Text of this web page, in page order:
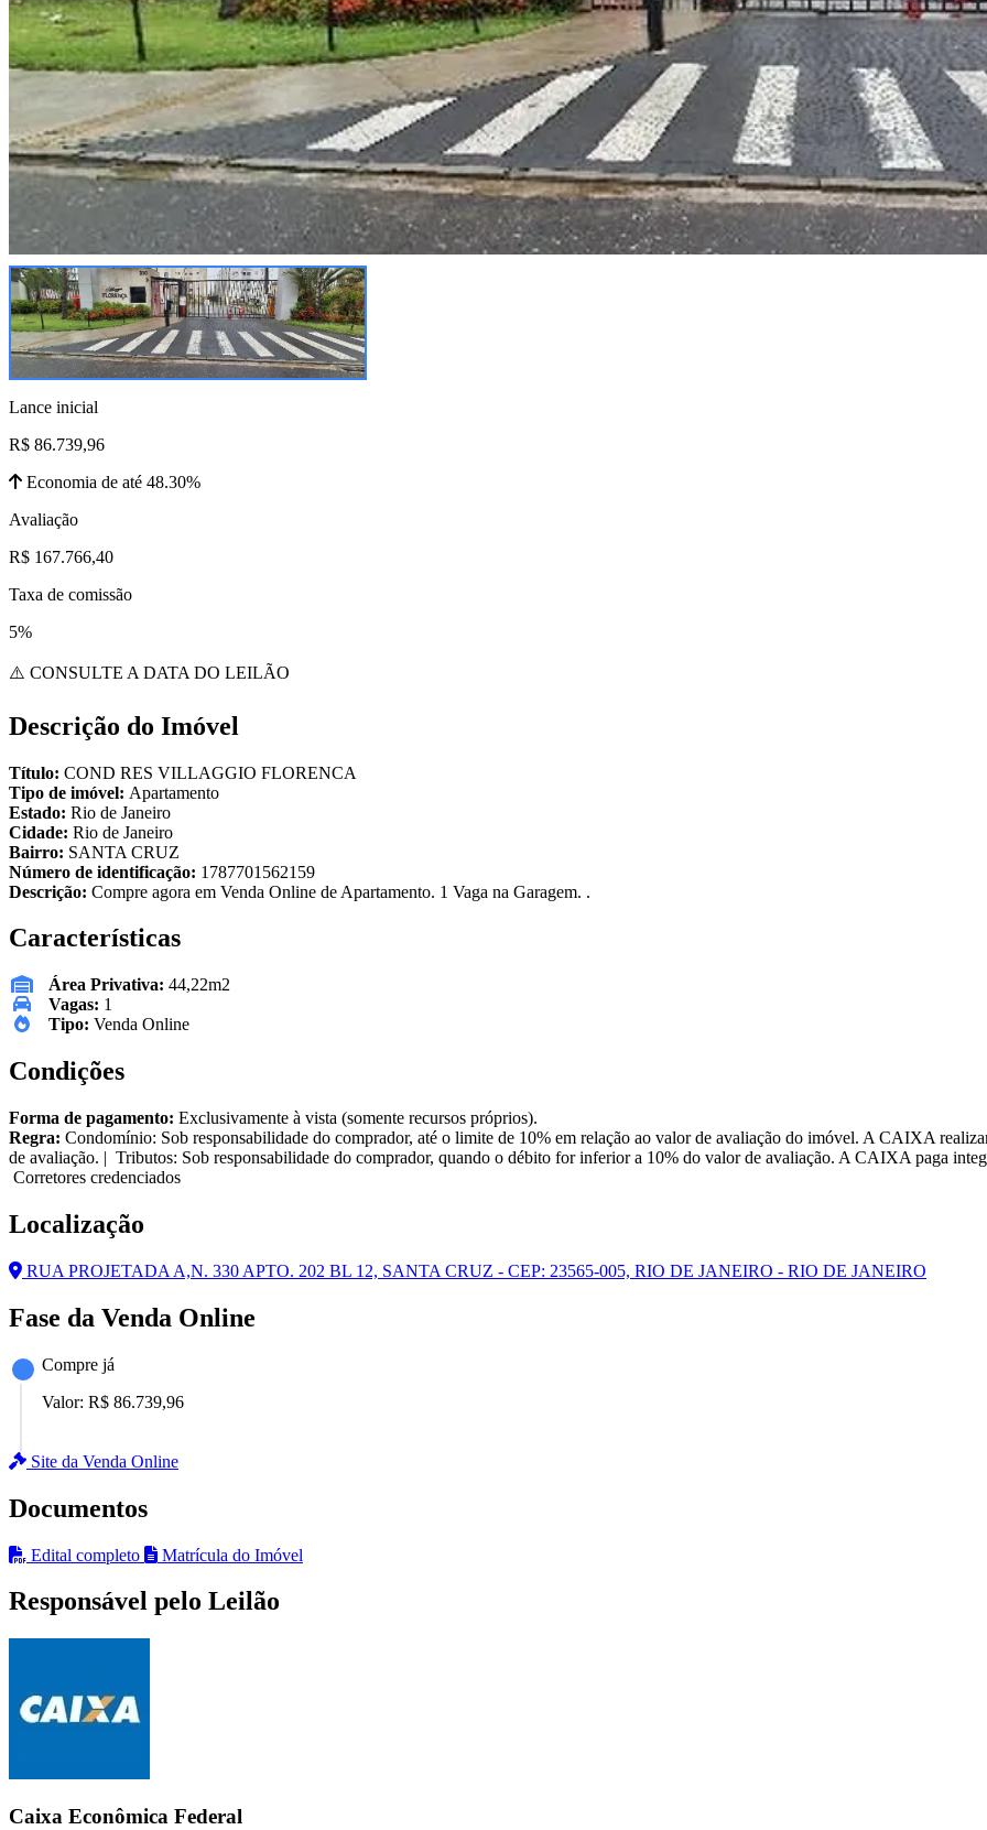
Lance inicial
R$ 86.739,96
Economia de até 48.30%
Avaliação
R$ 167.766,40
Taxa de comissão
5%
⚠️ CONSULTE A DATA DO LEILÃO
Descrição do Imóvel
Título: COND RES VILLAGGIO FLORENCA
Tipo de imóvel: Apartamento
Estado: Rio de Janeiro
Cidade: Rio de Janeiro
Bairro: SANTA CRUZ
Número de identificação: 1787701562159
Descrição: Compre agora em Venda Online de Apartamento. 1 Vaga na Garagem. .
Características
Área Privativa: 44,22m2
Vagas: 1
Tipo: Venda Online
Condições
Forma de pagamento: Exclusivamente à vista (somente recursos próprios).
Regra: Condomínio: Sob responsabilidade do comprador, até o limite de 10% em relação ao valor de avaliação do imóvel. A CAIXA
de avaliação. | Tributos: Sob responsabilidade do comprador, quando o débito for inferior a 10% do valor de avaliação. A CAIXA paga
Corretores credenciados
Localização
RUA PROJETADA A,N. 330 APTO. 202 BL 12, SANTA CRUZ - CEP: 23565-005, RIO DE JANEIRO - RIO DE JANEIRO
Fase da Venda Online
Compre já
Valor: R$ 86.739,96
Site da Venda Online
Documentos
Edital completo Matrícula do Imóvel
Responsável pelo Leilão
Caixa Econômica Federal